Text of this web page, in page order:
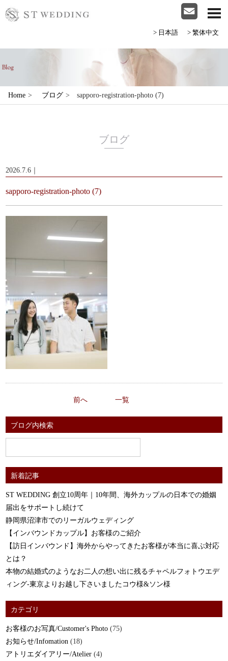
>日本語 >繁体中文
Home > ブログ > sapporo-registration-photo (7)
ブログ
2026.7.6｜
sapporo-registration-photo (7)
前へ 一覧
ブログ内検索
新着記事
ST WEDDING 創立10周年｜10年間、海外カップルの日本での婚姻
届出をサポートし続けて
静岡県沼津市でのリーガルウェディング
【インバウンドカップル】お客様のご紹介
【訪日インバウンド】海外からやってきたお客様が本当に喜ぶ対応
とは？
本物の結婚式のようなお二人の想い出に残るチャペルフォトウエデ
ィング-東京よりお越し下さいましたコウ様&ソン様
カテゴリ
お客様のお写真/Customer's Photo (75)
お知らせ/Infomation (18)
アトリエダイアリー/Atelier (4)